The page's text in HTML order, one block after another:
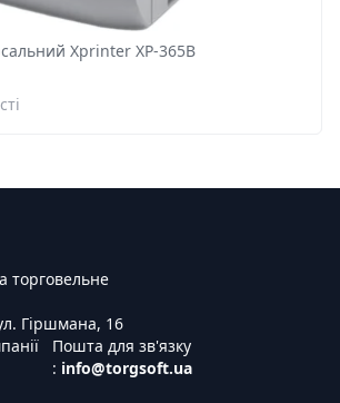
Xprinter XP-365B
торговельне
Гіршмана, 16
Пошта для зв'язку
: info@torgsoft.ua